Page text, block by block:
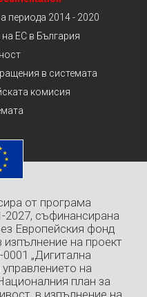
периода 2014 - 2020
ЕС в България
в системата
комисия
от програма
2027, съфинансирана
Европейския фонд
изпълнение на проект
„Дигитална
на
план за
в изпълнение на